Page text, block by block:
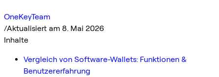
OneKeyTeam
/Aktualisiert am 8. Mai 2026
Inhalte
Vergleich von Software-Wallets: Funktionen &
Benutzererfahrung